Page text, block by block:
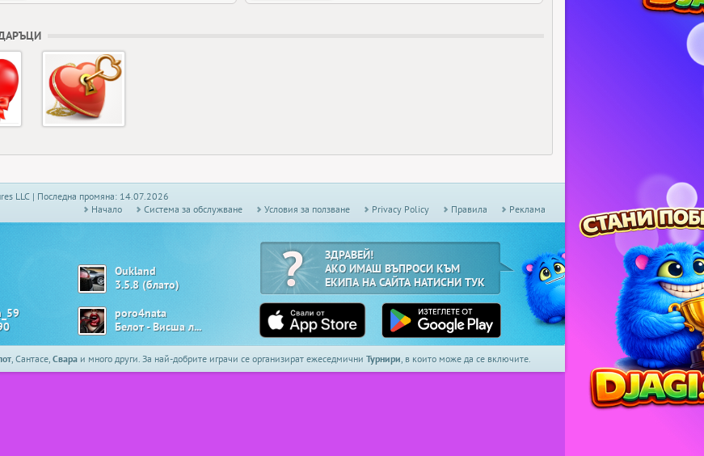
LLC | Последна промяна: 14.07.2026
Начало
Системa за обслужване Условия за ползване Privacy Policy Правила Реклама
Oukland
3.5.8 (блато)
poro4nata
Белот - Висша лига
ЗДРАВЕЙ!
АКО ИМАШ ВЪПРОСИ КЪМ
ЕКИПА НА САЙТА НАТИСНИ ТУК
, Сантасе, Свара и много други. За най-добрите играчи се организират ежеседмични Турнири, в които може да се включите.